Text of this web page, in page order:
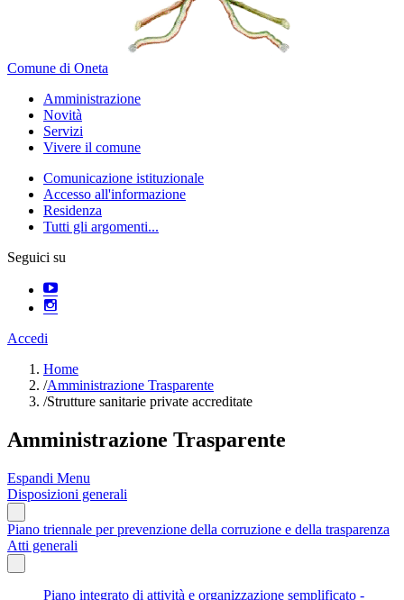
Comune di Oneta
Amministrazione
Novità
Servizi
Vivere il comune
Comunicazione istituzionale
Accesso all'informazione
Residenza
Tutti gli argomenti...
Seguici su
Accedi
Home
/Amministrazione Trasparente
/Strutture sanitarie private accreditate
Amministrazione Trasparente
Espandi Menu
Disposizioni generali
Piano triennale per prevenzione della corruzione e della trasparenza
Atti generali
Piano integrato di attività e organizzazione semplificato -